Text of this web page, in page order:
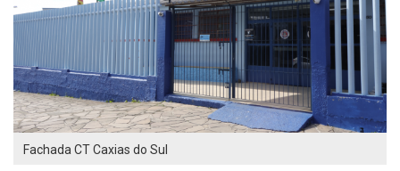
Fachada CT Caxias do Sul